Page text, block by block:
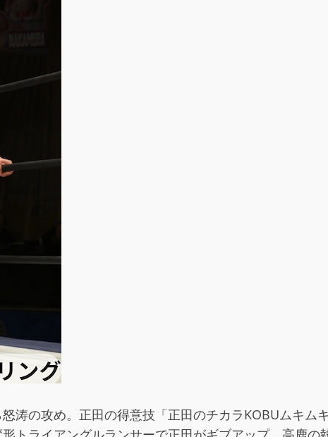
涛の攻め。正田の得意技「正田のチカラKOBUムキム